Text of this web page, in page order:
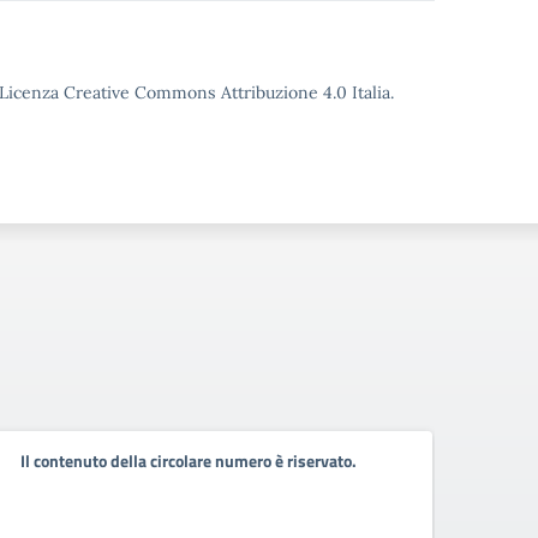
Creative Commons Attribuzione 4.0 Italia.
Il contenuto della circolare numero è riservato.